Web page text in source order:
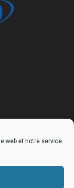
web et notre service.